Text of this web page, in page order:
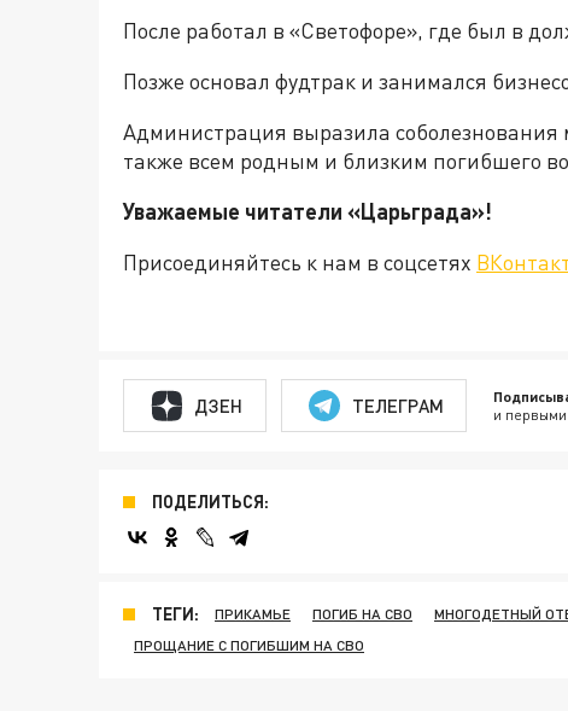
После работал в «Светофоре», где был в
Позже основал фудтрак и занимался
Администрация выразила соболезнования
также всем родным и близким погибшего
Уважаемые читатели
Присоединяйтесь к нам в соцсетях
ДЗЕН ТЕЛЕГРАМ и первыми
ПОДЕЛИТЬСЯ:
ТЕГИ: ПРИКАМЬЕ ПОГИБ НА СВО МНОГОДЕТНЫЙ
ПРОЩАНИЕ С ПОГИБШИМ НА СВО